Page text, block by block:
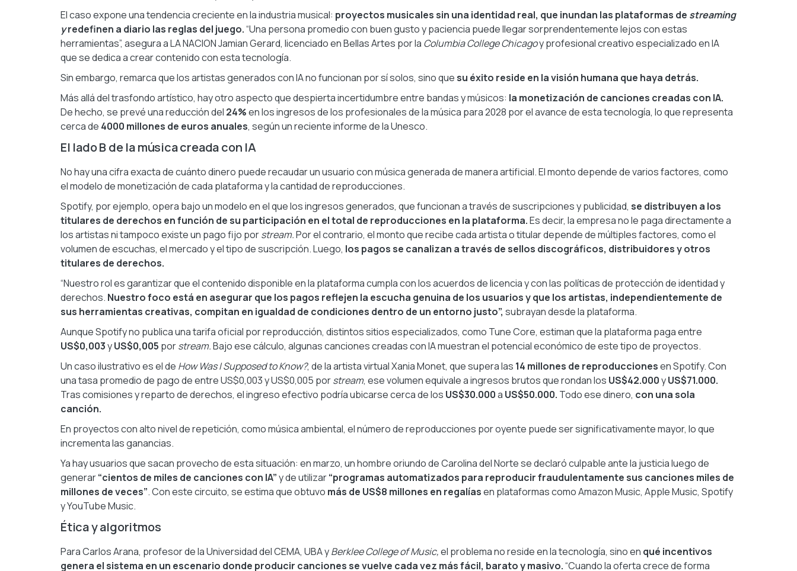
El caso expone una tendencia creciente en la industria musical: proyectos musicales sin una identidad real, que inundan las plataformas de streaming
yredefinen a diario las reglas del juego.“Una persona promedio con buen gusto y paciencia puede llegar sorprendentemente lejos con estas
herramientas”, asegura a LA NACION Jamian Gerard, licenciado en Bellas Artes por la Columbia College Chicagoy profesional creativo especializado en IA
que se dedica a crear contenido con esta tecnología.
Sin embargo, remarca que los artistas generados con IA no funcionan por sí solos, sino quesu éxito reside en la visión humana que haya detrás.
Más allá del trasfondo artístico, hay otro aspecto que despierta incertidumbre entre bandas y músicos: la monetización de canciones creadas con IA.
De hecho, se prevé una reducción del 24%en los ingresos de los profesionales de la música para 2028 por el avance de esta tecnología, lo que representa
cerca de 4000 millones de euros anuales, según un reciente informe de la Unesco.
El lado B de la música creada con IA
No hay una cifra exacta de cuánto dinero puede recaudar un usuario con música generada de manera artificial. El monto depende de varios factores, como
el modelo de monetización de cada plataforma y la cantidad de reproducciones.
Spotify, por ejemplo, opera bajo un modelo en el que los ingresos generados, que funcionan a través de suscripciones y publicidad, se distribuyen a los
titulares de derechos en función de su participación en el total de reproducciones en la plataforma.Es decir, la empresa no le paga directamente a
los artistas ni tampoco existe un pago fijo porstream.Por el contrario, el monto que recibe cada artista o titular depende de múltiples factores, como el
volumen de escuchas, el mercado y el tipo de suscripción. Luego, los pagos se canalizan a través de sellos discográficos, distribuidores y otros
titulares de derechos.
“Nuestro rol es garantizar que el contenido disponible en la plataforma cumpla con los acuerdos de licencia y con las políticas de protección de identidad y
derechos. Nuestro foco está en asegurar que los pagos reflejen la escucha genuina de los usuarios y que los artistas, independientemente de
sus herramientas creativas, compitan en igualdad de condiciones dentro de un entorno justo”, subrayan desde la plataforma.
Aunque Spotify no publica una tarifa oficial por reproducción, distintos sitios especializados, como Tune Core, estiman que la plataforma paga entre
US$0,003yUS$0,005 porstream.Bajo ese cálculo, algunas canciones creadas con IA muestran el potencial económico de este tipo de proyectos.
Un caso ilustrativo es el de How Was I Supposed to Know?, de la artista virtual Xania Monet, que supera las 14 millones de reproduccionesen Spotify. Con
una tasa promedio de pago de entre US$0,003 y US$0,005 porstream, ese volumen equivale a ingresos brutos que rondan los US$42.000yUS$71.000.
Tras comisiones y reparto de derechos, el ingreso efectivo podría ubicarse cerca de los US$30.000a US$50.000. Todo ese dinero, con una sola
canción.
En proyectos con alto nivel de repetición, como música ambiental, el número de reproducciones por oyente puede ser significativamente mayor, lo que
incrementa las ganancias.
Ya hay usuarios que sacan provecho de esta situación: en marzo, un hombre oriundo de Carolina del Norte se declaró culpable ante la justicia luego de
generar“cientos de miles de canciones con IA”y de utilizar“programas automatizados para reproducir fraudulentamente sus canciones miles de
millones de veces”. Con este circuito, se estima que obtuvo más de US$8 millones en regalíasen plataformas como Amazon Music, Apple Music, Spotify
y YouTube Music.
Ética y algoritmos
Para Carlos Arana, profesor de la Universidad del CEMA, UBA yBerklee College of Music,el problema no reside en la tecnología, sino en qué incentivos
genera el sistema en un escenario donde producir canciones se vuelve cada vez más fácil, barato y masivo.“Cuando la oferta crece de forma